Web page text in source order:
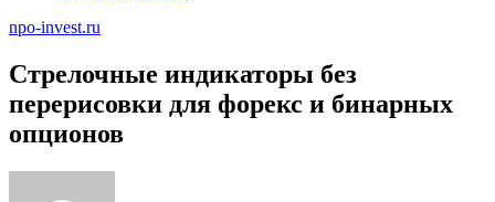
npo-invest.ru
Стрелочные индикаторы без
перерисовки для форекс и бинарных
опционов